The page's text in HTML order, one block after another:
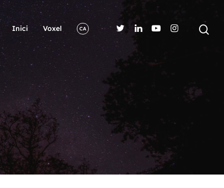
Inici Voxel CA